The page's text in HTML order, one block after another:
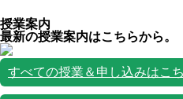
授業案内
最新の授業案内はこちらから。
すべての授業＆申し込みはこ